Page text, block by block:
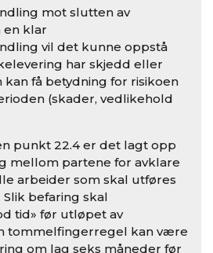
mot slutten av
en klar
vil det kunne oppstå
har skjedd eller
kan få betydning for risikoen
(skader, vedlikehold
punkt 22.4 er det lagt opp
mellom partene for avklare
arbeider som skal utføres
befaring skal
tid» før utløpet av
tommelfingerregel kan være
om lag seks måneder før